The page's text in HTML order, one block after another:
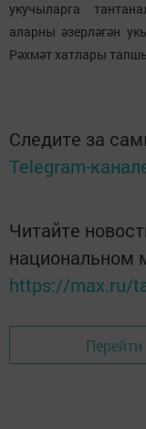
укучыларга
аларны әзерләгән
Рәхмәт хатлары
Следите за
Telegram-
Читайте
национальном
https://max.ru/